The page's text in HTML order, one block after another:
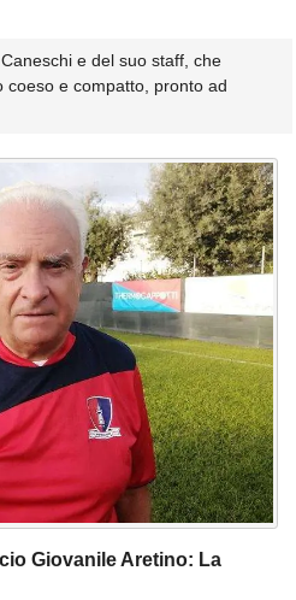
e del suo staff, che
e compatto, pronto ad
Giovanile Aretino: La